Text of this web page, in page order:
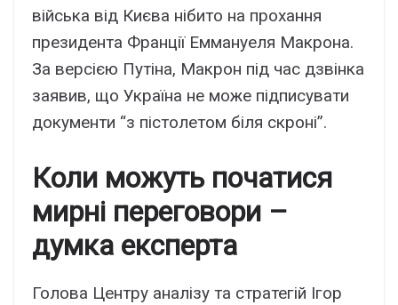
війська від Києва нібито на прохання
президента Франції Еммануеля Макрона.
За версією Путіна, Макрон під час дзвінка
заявив, що Україна не може підписувати
документи “з пістолетом біля скроні”.
Коли можуть початися
мирні переговори –
думка експерта
Голова Центру аналізу та стратегій Ігор